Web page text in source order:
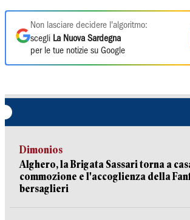
Non lasciare decidere l'algoritmo:
scegli La Nuova Sardegna
per le tue notizie su Google
Dimonios
Alghero, la Brigata Sassari torna a
commozione e l'accoglienza della
bersaglieri